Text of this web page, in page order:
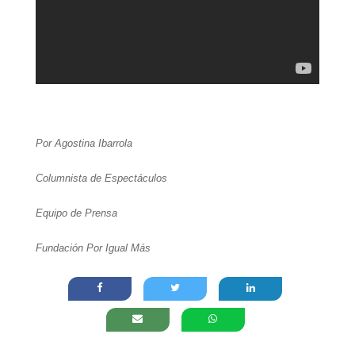
Por Agostina Ibarrola
Columnista de Espectáculos
Equipo de Prensa
Fundación Por Igual Más